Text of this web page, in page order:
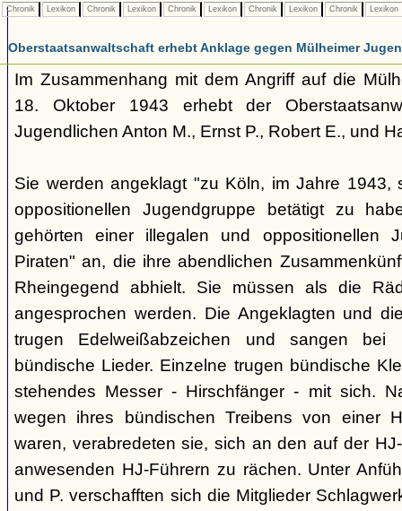
Chronik Lexikon Chronik Lexikon Chronik Lexikon Chronik Lexikon Chronik Lexikon
Oberstaatsanwaltschaft erhebt Anklage gegen Mülheimer
Im Zusammenhang mit dem Angriff auf die
18. Oktober 1943 erhebt der
Jugendlichen Anton M., Ernst P., Robert E., und
Sie werden angeklagt "zu Köln, im Jahre 1943,
oppositionellen Jugendgruppe betätigt zu
gehörten einer illegalen und oppositionellen
Piraten" an, die ihre abendlichen
Rheingegend abhielt. Sie müssen als die
angesprochen werden. Die Angeklagten und
trugen Edelweißabzeichen und sangen bei
bündische Lieder. Einzelne trugen bündische
stehendes Messer - Hirschfänger - mit sich.
wegen ihres bündischen Treibens von einer
waren, verabredeten sie, sich an den auf der
anwesenden HJ-Führern zu rächen. Unter
und P. verschafften sich die Mitglieder